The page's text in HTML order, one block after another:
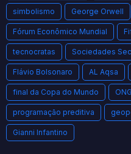
simbolismo George Orwell
Fórum Econômico Mundial
tecnocratas Sociedades
Flávio Bolsonaro AL Aqsa
final da Copa do Mundo
programação preditiva
Gianni Infantino